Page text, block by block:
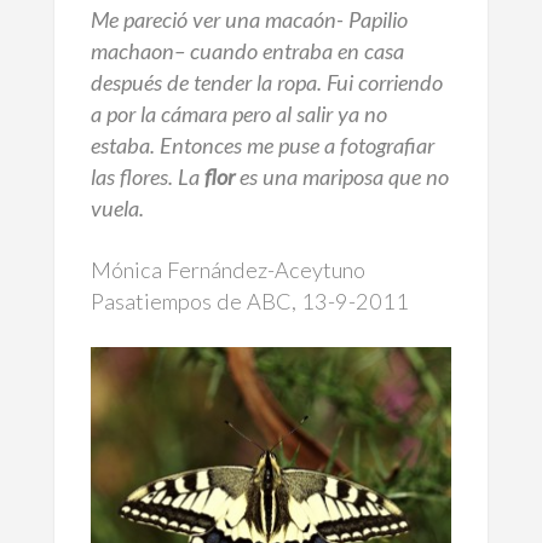
Me pareció ver una macaón- Papilio
machaon– cuando entraba en casa
después de tender la ropa. Fui corriendo
a por la cámara pero al salir ya no
estaba. Entonces me puse a fotografiar
las flores. Laflores una mariposa que no
vuela.
Mónica Fernández-Aceytuno
Pasatiempos de ABC, 13-9-2011